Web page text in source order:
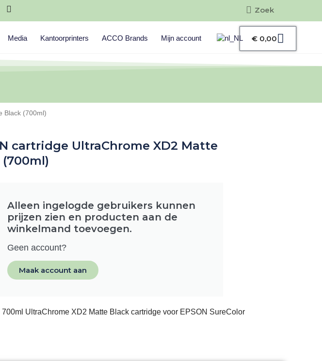
Zoeken
Zoeken
Media Kantoorprinters ACCO Brands Mijn account € 0,00
Black (700ml)
cartridge UltraChrome XD2 Matte
Alleen ingelogde gebruikers kunnen
prijzen zien en producten aan de
winkelmand toevoegen.
Geen account?
Maak account aan
UltraChrome XD2 Matte Black cartridge voor EPSON SureColor